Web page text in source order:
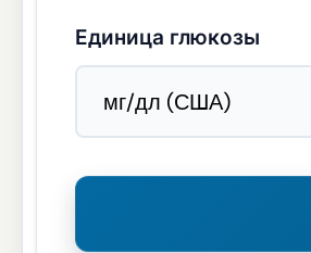
Единица глюкозы